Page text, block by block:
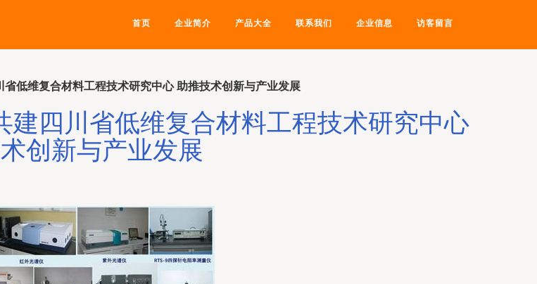
首页 企业简介 产品大全 联系我们 企业信息 访客留言
低维复合材料工程技术研究中心 助推技术创新与产业发展
四川省低维复合材料工程技术研究中心
创新与产业发展